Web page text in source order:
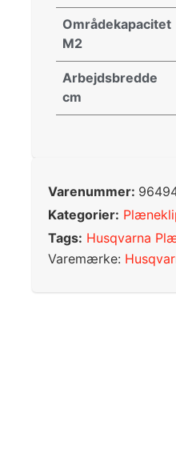
Områdekapacitet
M2
Arbejdsbredde
cm
Varenummer:
Kategorier:
Tags: Husqvarna
Varemærke: